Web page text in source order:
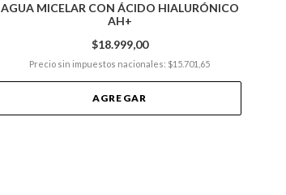
AGUA MICELAR CON ÁCIDO HIALURÓNICO
AH+
$18.999,00
Precio sin impuestos nacionales: $15.701,65
AGREGAR